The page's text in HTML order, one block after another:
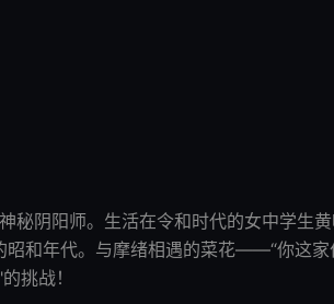
秘阴阳师。生活在令和时代的女中学生
昭和年代。与摩绪相遇的菜花——“你这家
挑战！